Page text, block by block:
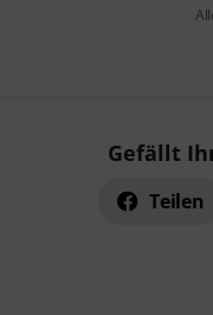
Gefällt
Teilen